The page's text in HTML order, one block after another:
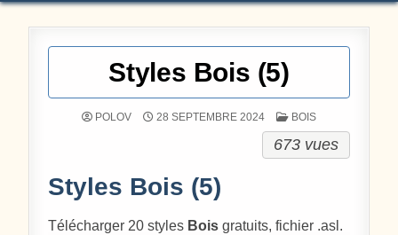
Styles Bois (5)
POLOV 28 SEPTEMBRE 2024 POSTÉ DANS
BOIS
673 vues
Styles Bois (5)
Télécharger 20 styles Bois gratuits, fichier .asl.